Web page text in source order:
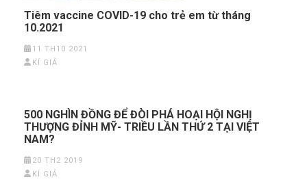
Tiêm vaccine COVID-19 cho trẻ em từ tháng
10.2021
11 TH10 2021
KÍ GIẢ
500 NGHÌN ĐỒNG ĐỂ ĐÒI PHÁ HOẠI HỘI NGHỊ
THƯỢNG ĐỈNH MỸ- TRIỀU LẦN THỨ 2 TẠI VIỆT
NAM?
20 TH2 2019
KÍ GIẢ